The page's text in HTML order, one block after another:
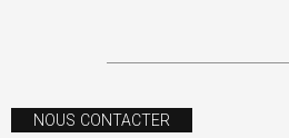
NOUS CONTACTER